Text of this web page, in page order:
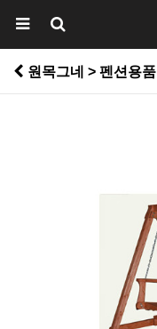
원목그네 > 펜션용품